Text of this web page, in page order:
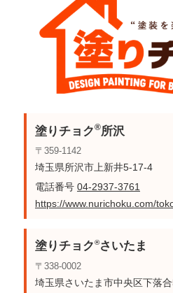
塗りチョク®所沢
〒359-1142
埼玉県所沢市上新井5-17-4
電話番号 04-2937-3761
https://www.nurichoku.com/
塗りチョク®さいたま
〒338-0002
埼玉県さいたま市中央区下落